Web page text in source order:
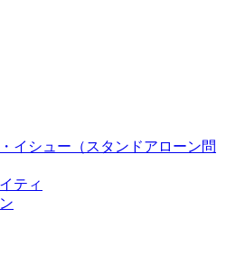
イシュー（スタンドアローン問
ティ